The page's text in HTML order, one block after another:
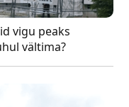
vigu peaks
vältima?